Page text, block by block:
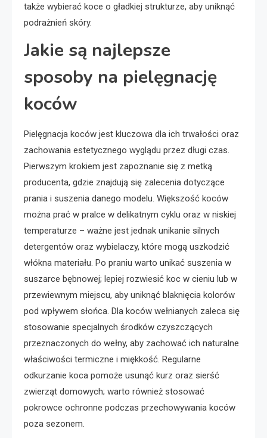
także wybierać koce o gładkiej strukturze, aby uniknąć
podrażnień skóry.
Jakie są najlepsze
sposoby na pielęgnację
koców
Pielęgnacja koców jest kluczowa dla ich trwałości oraz
zachowania estetycznego wyglądu przez długi czas.
Pierwszym krokiem jest zapoznanie się z metką
producenta, gdzie znajdują się zalecenia dotyczące
prania i suszenia danego modelu. Większość koców
można prać w pralce w delikatnym cyklu oraz w niskiej
temperaturze – ważne jest jednak unikanie silnych
detergentów oraz wybielaczy, które mogą uszkodzić
włókna materiału. Po praniu warto unikać suszenia w
suszarce bębnowej; lepiej rozwiesić koc w cieniu lub w
przewiewnym miejscu, aby uniknąć blaknięcia kolorów
pod wpływem słońca. Dla koców wełnianych zaleca się
stosowanie specjalnych środków czyszczących
przeznaczonych do wełny, aby zachować ich naturalne
właściwości termiczne i miękkość. Regularne
odkurzanie koca pomoże usunąć kurz oraz sierść
zwierząt domowych; warto również stosować
pokrowce ochronne podczas przechowywania koców
poza sezonem.